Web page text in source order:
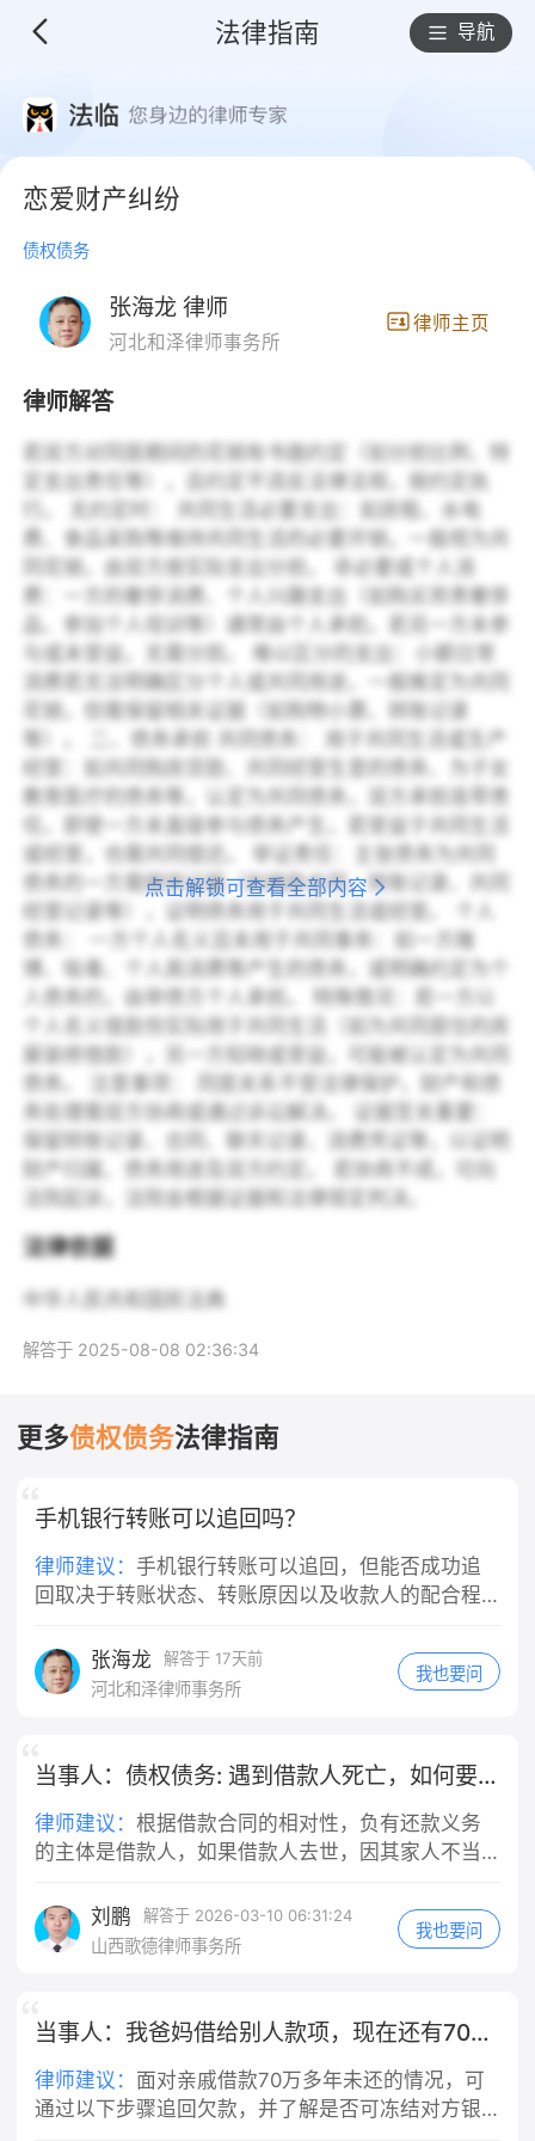
法律指南 导航
恋爱财产纠纷
债权债务
张海龙 律师
河北和泽律师事务所
律师主页
律师解答
点击解锁可查看全部内容
若双方对同居期间的花销有书面约定（如分担比例、特
定支出责任等），且约定不违反法律法规，按约定执
行。 无约定时： 共同生活必要支出：如房租、水电
费、食品采购等维持共同生活的必要开销，一般视为共
同花销，由双方按实际支出分担。 非必要或个人消
费：一方的奢侈消费、个人兴趣支出（如购买昂贵奢侈
品、参加个人培训等）通常由个人承担。若另一方未参
与或未受益，无需分担。 难以区分的支出：小额日常
消费若无法明确区分个人或共同用途，一般推定为共同
花销，但需保留相关证据（如购物小票、转账记录
等）。 二、债务承担 共同债务： 用于共同生活或生产
经营：如共同购房贷款、共同经营生意的债务、为子女
教育医疗的债务等，认定为共同债务，双方承担连带责
任。即使一方未直接参与债务产生，若受益于共同生活
或经营，也需共同偿还。 举证责任：主张债务为共同
债务的一方需提供证据（如借款合同、转账记录、共同
经营记录等），证明债务用于共同生活或经营。 个人
债务： 一方个人名义且未用于共同事务：如一方赌
博、吸毒、个人高消费等产生的债务，或明确约定为个
人债务的，由举债方个人承担。 特殊情况：若一方以
个人名义借款但实际用于共同生活（如为共同居住的房
屋装修借款），另一方知晓或受益，可能被认定为共同
债务。 注意事项： 同居关系不受法律保护，财产和债
务处理需双方协商或通过诉讼解决。 证据至关重要：
保留转账记录、合同、聊天记录、消费凭证等，以证明
财产归属、债务用途及双方约定。 若协商不成，可向
法院起诉，法院会根据证据和法律规定判决。
法律依据
中华人民共和国民法典
解答于 2025-08-08 02:36:34
更多债权债务法律指南
手机银行转账可以追回吗？
律师建议： 手机银行转账可以追回，但能否成功追
回取决于转账状态、转账原因以及收款人的配合程
金尚未完全入账）操作：立即L系转账银行客服，或
通过手机银行App申请撤销转账。说明：根据央行规
金将原路退回。二、转账超过24小时或已入账（资
银行预留手机号或相关线索，直接L系收款人，说明
误转情况，请求对方退还，并保留聊天记录、通话
回或协商退回。2.银行/平台介入操作：L系转账银行
或支付平台（如V信/支付宝）客服，提供转账凭
账系遭遇电信诈骗（如被诱导转账至“安全账户”），
行尝试紧急止付、冻结对方账户，警方侦破后有望
追回资金。4.民事诉讼（针对拒不退还）操作：若收
张海龙 解答于 17天前
河北和泽律师事务所
我也要问
当事人：债权债务: 遇到借款人死亡，如何要回欠款
律师建议： 根据借款合同的相对性，负有还款义务
的主体是借款人，如果借款人去世，因其家人不当
能得到全部清偿。在现实情况下，主要分为两种情
况： 情况一：借款人去世了，其家人作为继承人继
际价值部分，继承人自愿偿还的不在此限。 情况
承人依法应当缴纳的税款和债务可以不负清偿责
任。 在此情形下，作为出借人而言，一旦借款人去
刘鹏 解答于 2026-03-10 06:31:24
山西歌德律师事务所
我也要问
当事人：我爸妈借给别人款项，现在还有70万未归还
律师建议： ​面对亲戚借款70万多年未还的情况，可
通过以下步骤追回欠款，并了解是否可冻结对方银